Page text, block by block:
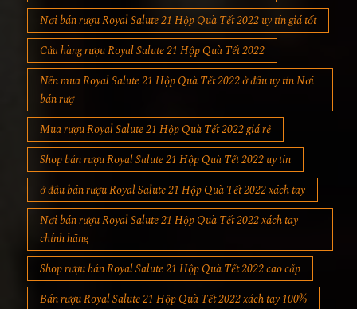
Nơi bán rượu Royal Salute 21 Hộp Quà Tết 2022 uy tín giá tốt
Cửa hàng rượu Royal Salute 21 Hộp Quà Tết 2022
Nên mua Royal Salute 21 Hộp Quà Tết 2022 ở đâu uy tín Nơi
bán rượ
Mua rượu Royal Salute 21 Hộp Quà Tết 2022 giá rẻ
Shop bán rượu Royal Salute 21 Hộp Quà Tết 2022 uy tín
ở đâu bán rượu Royal Salute 21 Hộp Quà Tết 2022 xách tay
Nơi bán rượu Royal Salute 21 Hộp Quà Tết 2022 xách tay
chính hãng
Shop rượu bán Royal Salute 21 Hộp Quà Tết 2022 cao cấp
Bán rượu Royal Salute 21 Hộp Quà Tết 2022 xách tay 100%